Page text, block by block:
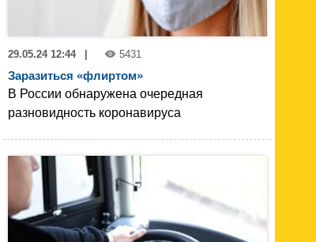
29.05.24 12:44 5431
Заразиться «флиртом»
В России обнаружена очередная
разновидность коронавируса